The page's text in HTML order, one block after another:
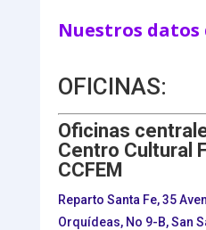
Nuestros datos
OFICINAS:
Oficinas
Centro Cultural
CCFEM
Reparto Santa Fe, 35
Orquídeas, No 9-B, San